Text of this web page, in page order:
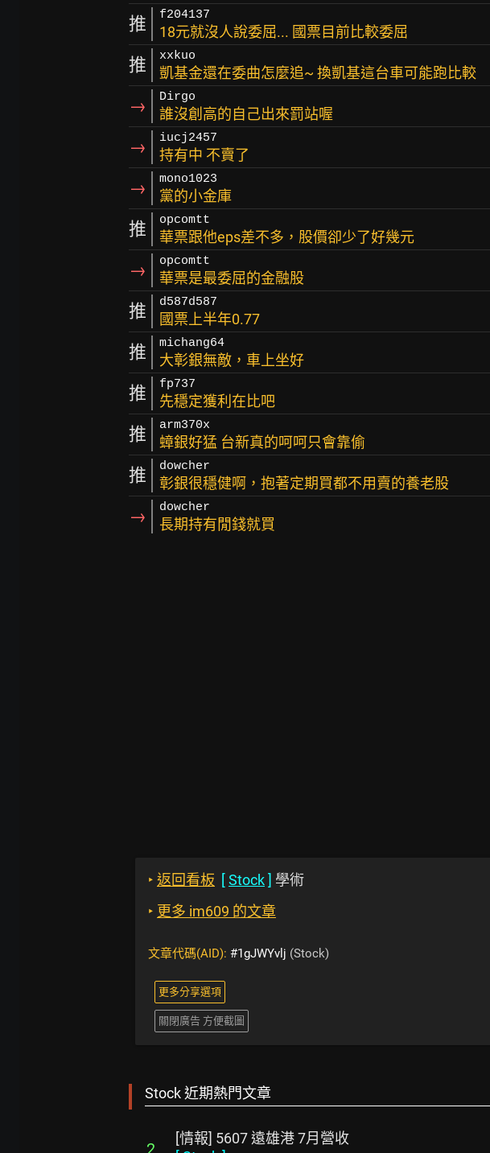
推 f204137
18元就沒人說委屈... 國票目前比較委屈
推 xxkuo
凱基金還在委曲怎麼追~ 換凱基這台車可能跑比較
→ Dirgo
誰沒創高的自己出來罰站喔
→ iucj2457
持有中 不賣了
→ mono1023
黨的小金庫
推 opcomtt
華票跟他eps差不多，股價卻少了好幾元
→ opcomtt
華票是最委屈的金融股
推 d587d587
國票上半年0.77
推 michang64
大彰銀無敵，車上坐好
推 fp737
先穩定獲利在比吧
推 arm370x
蟑銀好猛 台新真的呵呵只會靠偷
推 dowcher
彰銀很穩健啊，抱著定期買都不用賣的養老股
→ dowcher
長期持有閒錢就買
‣ 返回看板 [Stock] 學術
‣ 更多 im609 的文章
文章代碼(AID): #1gJWYvlj (Stock)
更多分享選項
關閉廣告 方便截圖
Stock 近期熱門文章
2
[情報] 5607 遠雄港 7月營收